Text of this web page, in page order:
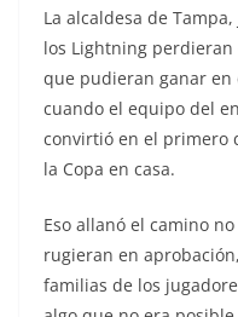
La alcaldesa de
los Lightning perdieran
que pudieran ganar en
cuando el equipo del
convirtió en el primero
la Copa en casa.
Eso allanó el camino
rugieran en
familias de los